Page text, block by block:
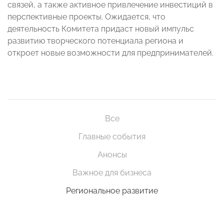
связей, а также активное привлечение инвестиций в
перспективные проекты. Ожидается, что
деятельность Комитета придаст новый импульс
развитию творческого потенциала региона и
откроет новые возможности для предпринимателей.
Все
Главные события
Анонсы
Важное для бизнеса
Региональное развитие